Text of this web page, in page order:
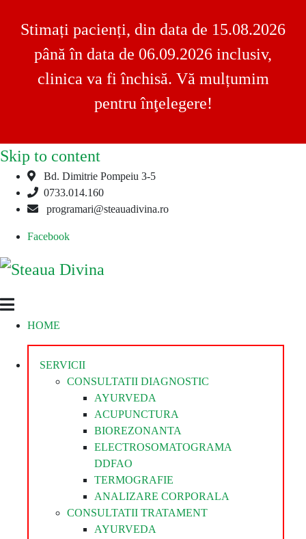
Stimați pacienți, din data de 15.08.2026
până în data de 06.09.2026 inclusiv,
clinica va fi închisă. Vă mulțumim
pentru înţelegere!
Skip to content
Bd. Dimitrie Pompeiu 3-5
0733.014.160
programari@steauadivina.ro
Facebook
Steaua
Divina
Clinica
SteauaHOME
SERVICII
CONSULTATII DIAGNOSTIC
AYURVEDA
ACUPUNCTURA
BIOREZONANTA
ELECTROSOMATOGRAMA
DDFAO
TERMOGRAFIE
ANALIZARE CORPORALA
CONSULTATII TRATAMENT
AYURVEDA